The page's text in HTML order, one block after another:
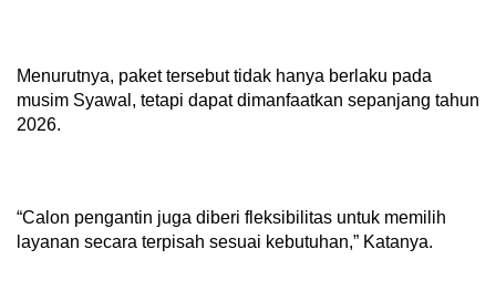
Menurutnya, paket tersebut tidak hanya berlaku pada
musim Syawal, tetapi dapat dimanfaatkan sepanjang tahun
2026.
“Calon pengantin juga diberi fleksibilitas untuk memilih
layanan secara terpisah sesuai kebutuhan,” Katanya.